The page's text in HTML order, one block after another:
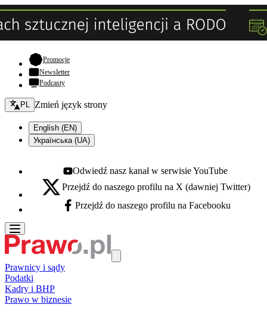
Promocje- otwiera się w nowej karcie
Newsletter
Podcasty
Zmień język - bieżący:
PL Zmień język strony
English (EN)
Українська (UA)
Youtube - otwiera się w nowej karcie
Odwiedź nasz kanał w serwisie YouTube
X - otwiera się w nowej karcie
Przejdź do naszego profilu na X (dawniej Twitter)
Facebook - otwiera się w nowej karcie
Przejdź do naszego profilu na Facebooku
Prawnicy i sądy
Podatki
Kadry i BHP
Prawo w biznesie